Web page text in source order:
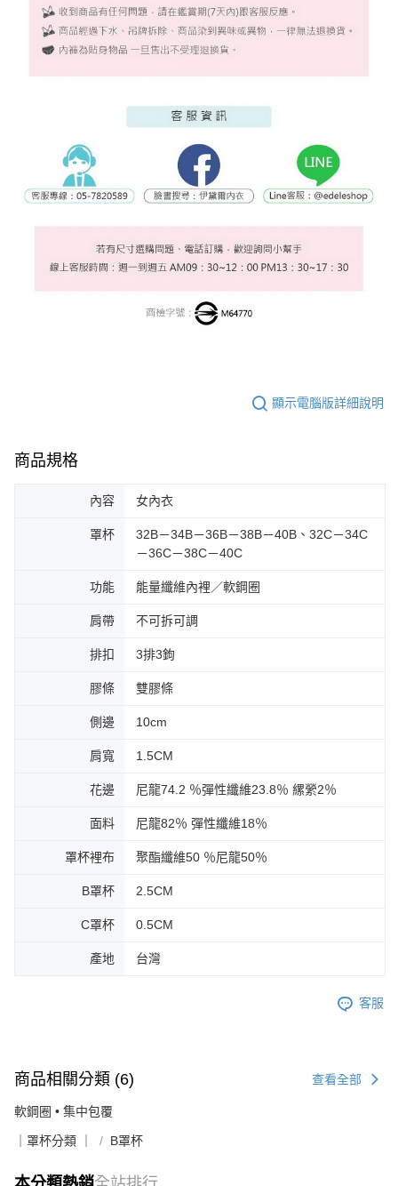
顯示電腦版詳細說明
商品規格
內容 女內衣
罩杯
32B－34B－36B－38B－40B、32C－34C
－36C－38C－40C
功能 能量纖維內裡／軟鋼圈
肩帶 不可拆可調
排扣 3排3鉤
膠條 雙膠條
側邊 10cm
肩寬 1.5CM
花邊 尼龍74.2 ％彈性纖維23.8％ 縲縈2％
面料 尼龍82％ 彈性纖維18％
罩杯裡布 聚酯纖維50 ％尼龍50％
B罩杯 2.5CM
C罩杯 0.5CM
產地 台灣
客服
商品相關分類 (6) 查看全部
軟鋼圈 • 集中包覆
｜罩杯分類 ｜ B罩杯